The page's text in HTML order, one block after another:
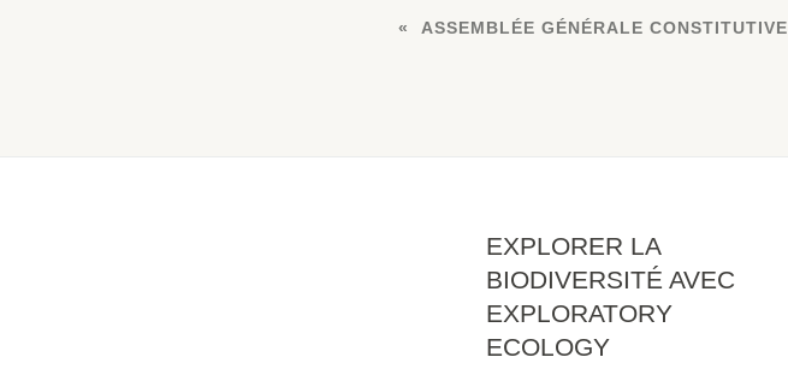
ASSEMBLÉE GÉNÉRALE CONSTITUTIVE
EXPLORER LA
BIODIVERSITÉ AVEC
EXPLORATORY
ECOLOGY